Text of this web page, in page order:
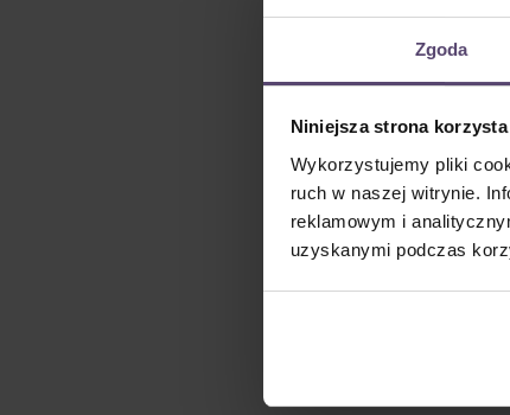
Zgoda
Niniejsza strona
Wykorzystujemy pliki
ruch w naszej witrynie.
reklamowym i
uzyskanymi podczas